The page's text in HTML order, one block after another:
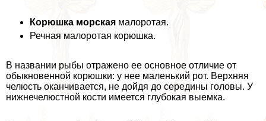
Корюшка морская малоротая.
Речная малоротая корюшка.
В названии рыбы отражено ее основное отличие от
обыкновенной корюшки: у нее маленький рот. Верхняя
челюсть оканчивается, не дойдя до середины головы. У
нижнечелюстной кости имеется глубокая выемка.